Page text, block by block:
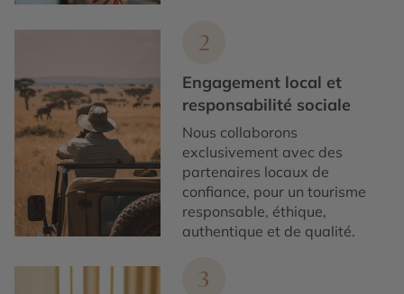
2
Engagement local et
responsabilité sociale
Nous collaborons
exclusivement avec des
partenaires locaux de
confiance, pour un tourisme
responsable, éthique,
authentique et de qualité.
3